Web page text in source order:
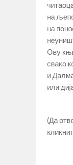
на
на
Ову
свако
и
или
(Да